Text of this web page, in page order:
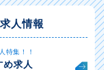
人情報
特集！！
求人